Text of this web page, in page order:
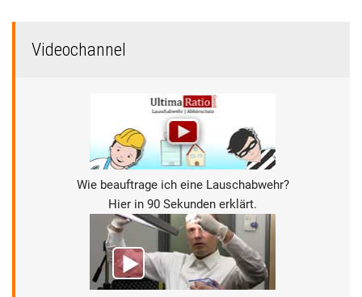
Videochannel
Wie beauftrage ich eine Lauschabwehr?
Hier in 90 Sekunden erklärt.